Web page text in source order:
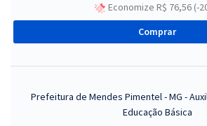
Economize R$ 76,56 (-
Comprar
Prefeitura de Mendes Pimentel - MG -
Educação Básica